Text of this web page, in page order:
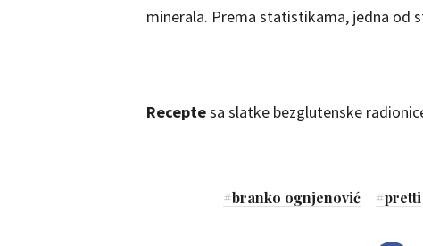
minerala. Prema statistikama, jedna od
Receptesa slatke bezglutenske
#branko ognjenović #pretti